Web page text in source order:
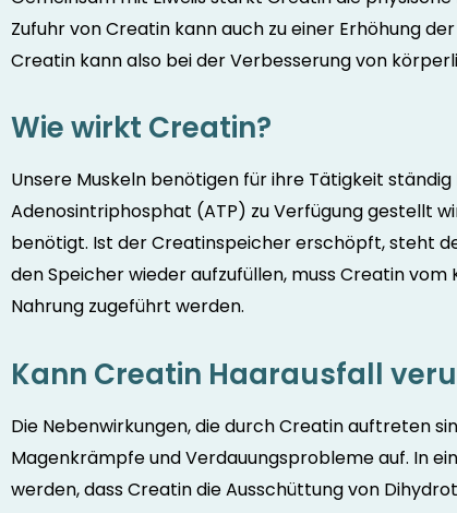
Zufuhr von Creatin kann auch zu einer Erhöhung
Creatin kann also bei der Verbesserung von
Wie wirkt Creatin?
Unsere Muskeln benötigen für ihre Tätigkeit
Adenosintriphosphat (ATP) zu Verfügung gestellt
benötigt. Ist der Creatinspeicher erschöpft, steht
den Speicher wieder aufzufüllen, muss Creatin
Nahrung zugeführt werden.
Kann Creatin Haarausfall
Die Nebenwirkungen, die durch Creatin auftreten
Magenkrämpfe und Verdauungsprobleme auf. In
werden, dass Creatin die Ausschüttung von